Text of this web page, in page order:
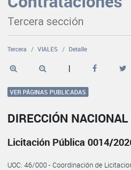
Tercera sección
Tercera VIALES Detalle
|
VER PÁGINAS PUBLICADAS
DIRECCIÓN
Licitación Pública 0014/
UOC: 46/000 - Coordinación de